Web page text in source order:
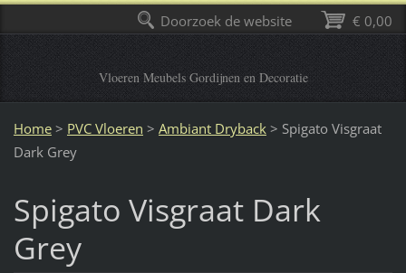
Vloeren Meubels Gordijnen en Decoratie
Home > PVC Vloeren > Ambiant Dryback > Spigato Visgraat
Dark Grey
Spigato Visgraat Dark
Grey
€ 0,00
Doorzoek de website